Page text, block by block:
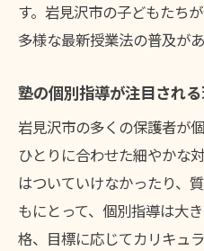
す。岩見沢市の子どもたち
多様な最新授業法の普及があ
塾の個別指導が注目され
岩見沢市の多くの保護者が
ひとりに合わせた細やかな
はついていけなかったり、
もにとって、個別指導は大
格、目標に応じてカリキュ